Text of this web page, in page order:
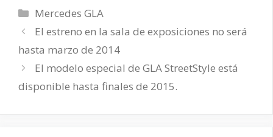
Categorías
Mercedes GLA
El estreno en la sala de exposiciones no será
hasta marzo de 2014
El modelo especial de GLA StreetStyle está
disponible hasta finales de 2015.